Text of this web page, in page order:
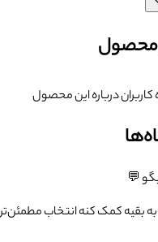
محصول
کاربران درباره این محصول
💬
بقیه کمک کنه انتخاب